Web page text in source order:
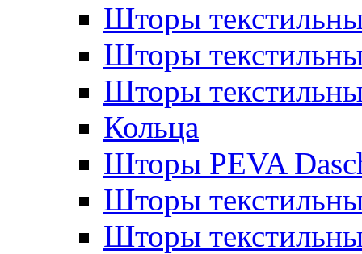
Шторы
Шторы
Шторы
Кольца
Шторы PEVA
Шторы
Шторы